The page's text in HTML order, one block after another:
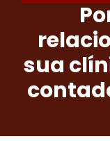
sua